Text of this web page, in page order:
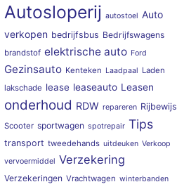
Autosloperij autostoel Auto
verkopen bedrijfsbus Bedrijfswagens
brandstof elektrische auto Ford
Gezinsauto Kenteken Laadpaal Laden
lakschade lease leaseauto Leasen
onderhoud RDW repareren Rijbewijs
Scooter sportwagen spotrepair Tips
transport tweedehands uitdeuken Verkoop
vervoermiddel Verzekering
Verzekeringen Vrachtwagen winterbanden